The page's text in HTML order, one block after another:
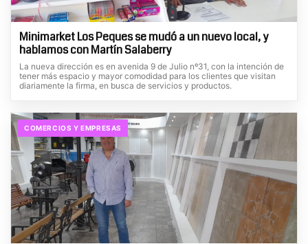
Minimarket Los Peques se mudó a un nuevo local, y
hablamos con Martín Salaberry
La nueva dirección es en avenida 9 de Julio nº31, con la intención de
tener más espacio y mayor comodidad para los clientes que visitan
diariamente la firma, en busca de servicios y productos.
COMERCIOS Y EMPRESAS